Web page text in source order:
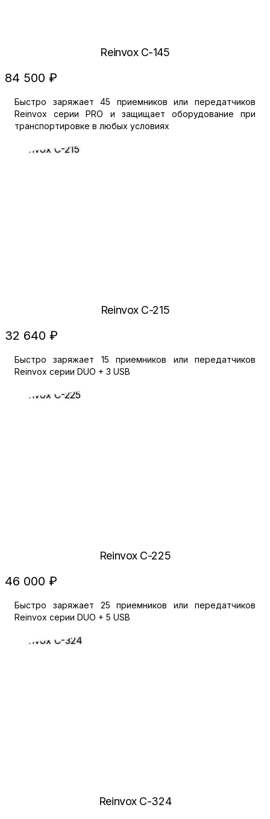
Reinvox C-145
84 500 ₽
Быстро заряжает 45 приемников или передатчиков
Reinvox серии PRO и защищает оборудование при
транспортировке в любых условиях
Reinvox C-215
32 640 ₽
Быстро заряжает 15 приемников или передатчиков
Reinvox серии DUO + 3 USB
Reinvox C-225
46 000 ₽
Быстро заряжает 25 приемников или передатчиков
Reinvox серии DUO + 5 USB
Reinvox C-324